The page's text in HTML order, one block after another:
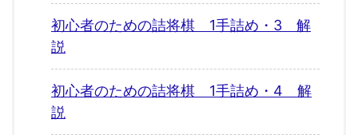
初心者のための詰将棋 1手詰め・3 解
説
初心者のための詰将棋 1手詰め・4 解
説